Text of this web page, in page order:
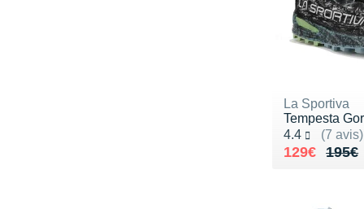
La Sportiva
Tempesta
4.4
(7 avis)
Noté 4.4 sur 5
195€
Au lieu de
129€
Vendu 129€